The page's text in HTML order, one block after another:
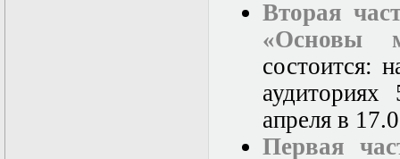
Вторая
«Основы
состоится:
апреля в
Первая